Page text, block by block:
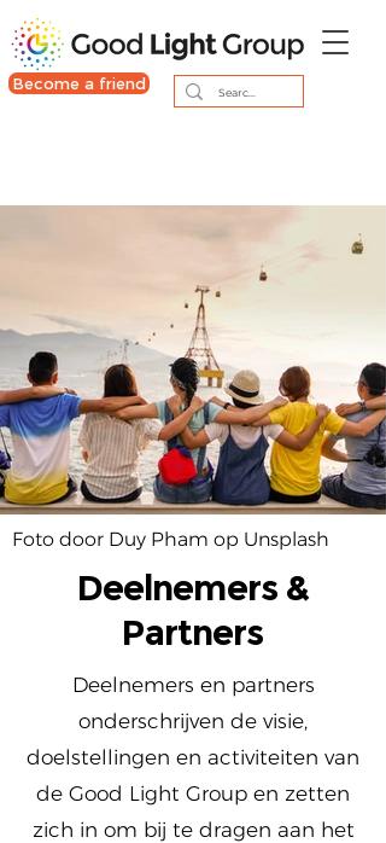
Become a friend
Foto door Duy Pham op Unsplash
Deelnemers &
Partners
Deelnemers en partners
onderschrijven de visie,
doelstellingen en activiteiten van
de Good Light Group en zetten
zich in om bij te dragen aan het